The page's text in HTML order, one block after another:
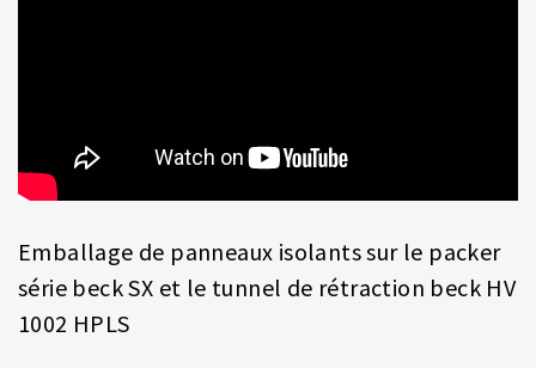
Emballage de panneaux isolants sur le packer
série beck SX et le tunnel de rétraction beck HV
1002 HPLS